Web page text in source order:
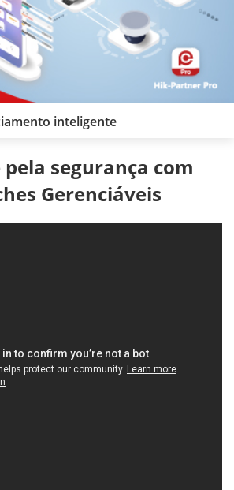
inteligente
segurança com
Gerenciáveis